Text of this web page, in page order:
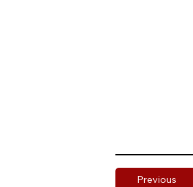
Previous